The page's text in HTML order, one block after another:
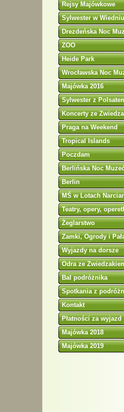
Rejsy Majówkowe
Sylwester w Wiedniu
Drezdeńska Noc
ZOO
Heide Park
Wrocławska Noc
Majówka 2016
Sylwester z
Koncerty ze
Praga na Weekend
Tropical Islands
Poczdam
Berlińska Noc
Berlin
MŚ w Lotach
Teatry, opery,
Żeglarstwo
Zamki, Ogrody i
Wyjazdy na dorsze
Odra ze
Bal podróżnika
Spotkania z
Kontakt
Płatności za wyjazd
Majówka 2018
Majówka 2019